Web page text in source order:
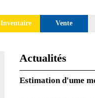
Inventaire Vente
Actualités
Estimation d'ume